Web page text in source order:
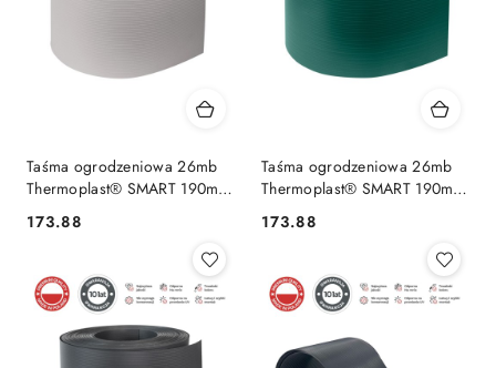
Taśma ogrodzeniowa 26mb
Thermoplast® SMART 190mm
Cena:
173.88
Taśma ogrodzeniowa 26mb
Thermoplast® SMART 190mm
Cena:
173.88